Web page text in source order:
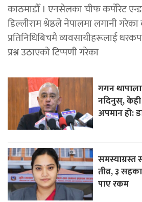
काठमाडौँ । एनसेलका चीफ कर्पोरेट
डिल्लीराम श्रेष्ठले नेपालमा लगानी गरेका
प्रतिनिधिबिचमै व्यवसायीहरूलाई
प्रश्न उठाएको टिप्पणी गरेका
गगन
नदिनुस्,
अपमान हो:
समस्याग्रस्त
तीव्र, ३
पाए रकम